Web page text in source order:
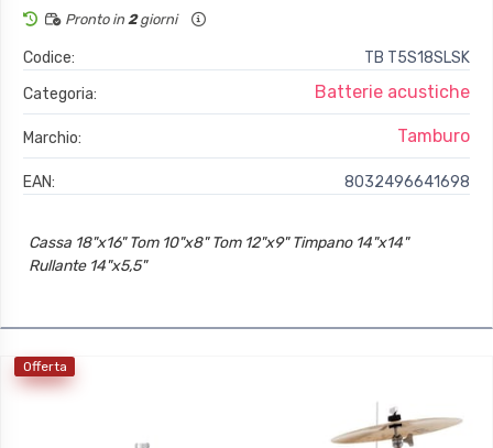
Pronto in 2giorni
Codice:
TB T5S18SLSK
Categoria:
Batterie acustiche
Marchio: Tamburo
EAN: 8032496641698
Cassa 18"x16" Tom 10"x8" Tom 12"x9" Timpano 14"x14"
Rullante 14"x5,5"
Offerta